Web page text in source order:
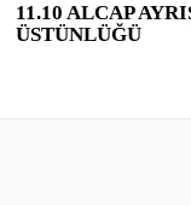
11.10 ALCAP
ÜSTÜNLÜĞÜ